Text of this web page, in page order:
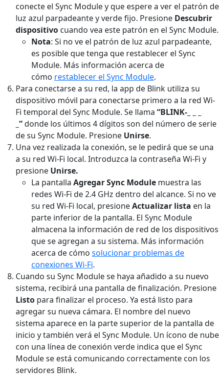
conecte el Sync Module y que espere a ver el patrón de
luz azul parpadeante y verde fijo. Presione Descubrir
dispositivo cuando vea este patrón en el Sync Module.
Nota: Si no ve el patrón de luz azul parpadeante,
es posible que tenga que restablecer el Sync
Module. Más información acerca de
cómo restablecer el Sync Module.
Para conectarse a su red, la app de Blink utiliza su
dispositivo móvil para conectarse primero a la red Wi-
Fi temporal del Sync Module. Se llama “BLINK-_ _ _
_”donde los últimos 4 dígitos son del número de serie
de su Sync Module. Presione Unirse.
Una vez realizada la conexión, se le pedirá que se una
a su red Wi-Fi local. Introduzca la contraseña Wi-Fi y
presione Unirse.
La pantalla Agregar Sync Module muestra las
redes Wi-Fi de 2.4 GHz dentro del alcance. Si no ve
su red Wi-Fi local, presioneActualizar lista en la
parte inferior de la pantalla. El Sync Module
almacena la información de red de los dispositivos
que se agregan a su sistema. Más información
acerca de cómo solucionar problemas de
conexiones Wi-Fi.
Cuando su Sync Module se haya añadido a su nuevo
sistema, recibirá una pantalla de finalización. Presione
Listo para finalizar el proceso. Ya está listo para
agregar su nueva cámara. El nombre del nuevo
sistema aparece en la parte superior de la pantalla de
inicio y también verá el Sync Module. Un ícono de nube
con una línea de conexión verde indica que el Sync
Module se está comunicando correctamente con los
servidores Blink.